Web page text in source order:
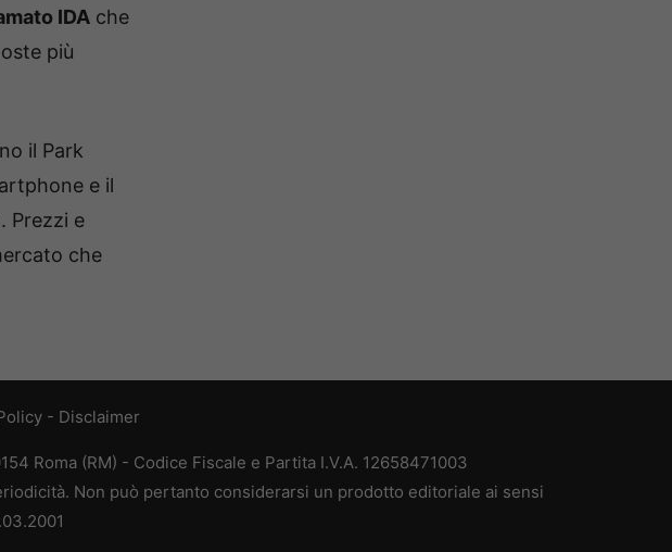
IDA che
più
il Park
e il
Prezzi e
che
- Disclaimer
Roma (RM) - Codice Fiscale e Partita I.V.A. 12658471003
Non può pertanto considerarsi un prodotto editoriale ai sensi